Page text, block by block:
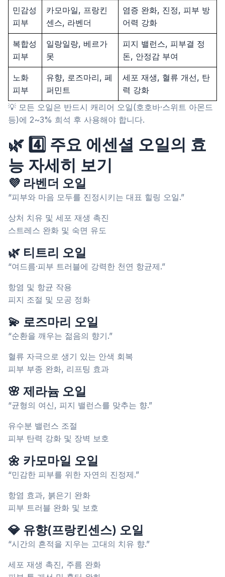
민감성
피부
카모마일, 프랑킨
센스, 라벤더
염증 완화, 진정, 피부 방
어력 강화
복합성
피부
일랑일랑, 베르가
못
피지 밸런스, 피부결 정
돈, 안정감 부여
노화
피부
유향, 로즈마리, 페
퍼민트
세포 재생, 혈류 개선, 탄
력 강화
💡 모든 오일은 반드시 캐리어 오일(호호바·스위트 아몬드
등)에 2~3% 희석 후 사용해야 합니다.
🌿 4️⃣ 주요 에센셜 오일의 효
능 자세히 보기
💜 라벤더 오일
“피부와 마음 모두를 진정시키는 대표 힐링 오일.”
상처 치유 및 세포 재생 촉진
스트레스 완화 및 숙면 유도
🌿 티트리 오일
“여드름·피부 트러블에 강력한 천연 항균제.”
항염 및 항균 작용
피지 조절 및 모공 정화
💫 로즈마리 오일
“순환을 깨우는 젊음의 향기.”
혈류 자극으로 생기 있는 안색 회복
피부 부종 완화, 리프팅 효과
🌸 제라늄 오일
“균형의 여신, 피지 밸런스를 맞추는 향.”
유수분 밸런스 조절
피부 탄력 강화 및 장벽 보호
🌼 카모마일 오일
“민감한 피부를 위한 자연의 진정제.”
항염 효과, 붉은기 완화
피부 트러블 완화 및 보호
💎 유향(프랑킨센스) 오일
“시간의 흔적을 지우는 고대의 치유 향.”
세포 재생 촉진, 주름 완화